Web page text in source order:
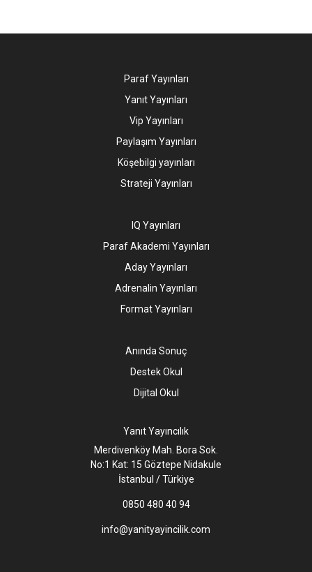
Paraf Yayınları
Yanıt Yayınları
Vip Yayınları
Paylaşım Yayınları
Köşebilgi yayınları
Strateji Yayınları
IQ Yayınları
Paraf Akademi Yayınları
Aday Yayınları
Adrenalin Yayınları
Format Yayınları
Anında Sonuç
Destek Okul
Dijital Okul
Yanıt Yayıncılık
Merdivenköy Mah. Bora Sok.
No:1 Kat: 15 Göztepe Nidakule
İstanbul / Türkiye
0850 480 40 94
info@yanityayincilik.com